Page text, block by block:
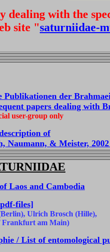
with the
site "saturniidae-
Publikationen der
papers dealing with
user-group only
of
Naumann, & Meister, 2002
Laos and Cambodia
files]
Ulrich Brosch (Hille),
am Main)
/ List of entomological